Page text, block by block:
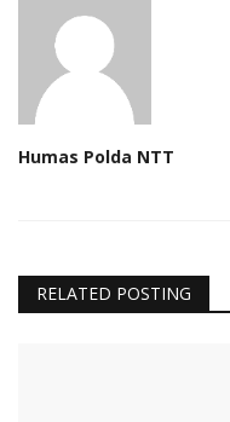
Humas Polda NTT
RELATED POSTING